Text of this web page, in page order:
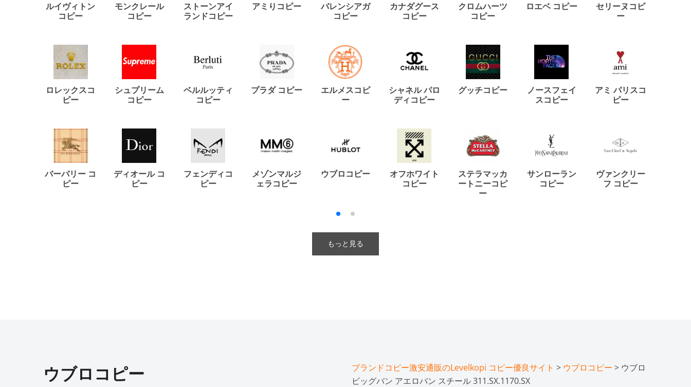
ルイヴィトン
コピー
モンクレール
コピー
ストーンアイ
ランドコピー
アミりコピー
バレンシアガ
コピー
カナダグース
コピー
クロムハーツ
コピー
ロエベ コピー
セリーヌコピ
ー
ロレックスコ
ピー
シュプリーム
コピー
ベルルッティ
コピー
プラダ コピー
エルメスコピ
ー
シャネル パロ
ディコピー
グッチコピー
ノースフェイ
スコピー
アミ パリスコ
ピー
バーバリー コ
ピー
ディオール コ
ピー
フェンディコ
ピー
メゾンマルジ
ェラコピー
ウブロコピー
オフホワイト
コピー
ステラマッカ
ートニーコピ
ー
サンローラン
コピー
ヴァンクリー
フ コピー
もっと見る
ウブロコピー ブランドコピー激安通販のLevelkopi コピー優良サイト > ウブロコピー > ウブロ
ビッグバン アエロバン スチール 311.SX.1170.SX